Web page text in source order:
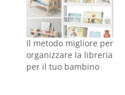
Il metodo migliore per
organizzare la libreria
per il tuo bambino